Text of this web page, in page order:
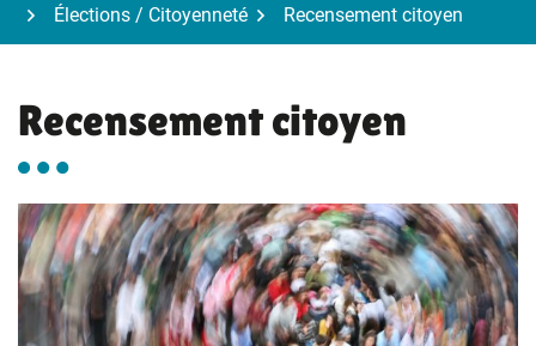
Élections / Citoyenneté
Recensement citoyen
Recensement citoyen